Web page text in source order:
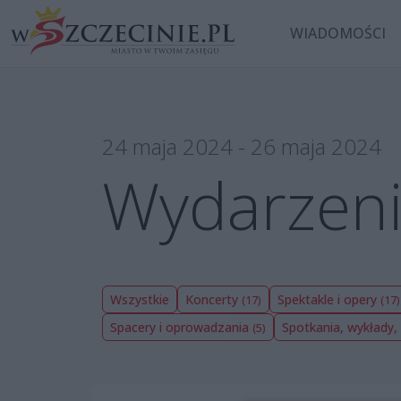
WIADOMOŚCI
24 maja 2024 - 26 maja 2024
Wszystkie Koncerty (17) Spektakle i opery (17)
Spacery i oprowadzania (5) Spotkania,